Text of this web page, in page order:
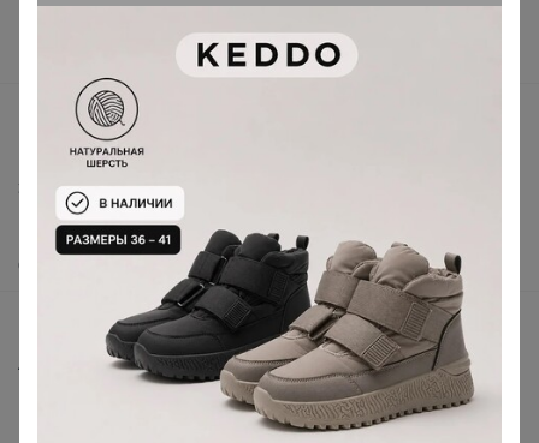
support@24-ok.ru
Написать в поддержку
Защита покупателя
Помощь
О нас
Все предложения
Анонсы